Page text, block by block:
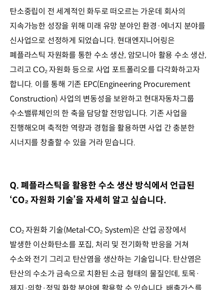
탄소중립이 전 세계적인 화두로 떠오르는 가운데 회사의
지속가능한 성장을 위해 미래 유망 분야인 환경·에너지 분야를
신사업으로 선정하게 되었습니다. 현대엔지니어링은
폐플라스틱 자원화를 통한 수소 생산, 암모니아 활용 수소 생산,
그리고CO₂자원화 등으로 사업 포트폴리오를 다각화하고자
합니다. 이를 통해 기존 EPC(Engineering Procurement
Construction) 사업의 변동성을 보완하고 현대자동차그룹
수소밸류체인의 한 축을 담당할 전망입니다. 기존 사업을
진행해오며 축적한 역량과 경험을 활용하면 사업 간 충분한
시너지를 창출할 수 있을 거라 믿습니다.
Q. 폐플라스틱을 활용한 수소 생산 방식에서 언급된
‘CO₂ 자원화 기술’을 자세히 알고 싶습니다.
CO₂자원화 기술(Metal-CO₂System)은 산업 공장에서
발생한 이산화탄소를 포집, 처리 및 전기화학 반응을 거쳐
수소와 전기 그리고 탄산염을 생산하는 기술입니다. 탄산염은
탄산의 수소가 금속으로 치환된 소금 형태의 물질인데, 토목·